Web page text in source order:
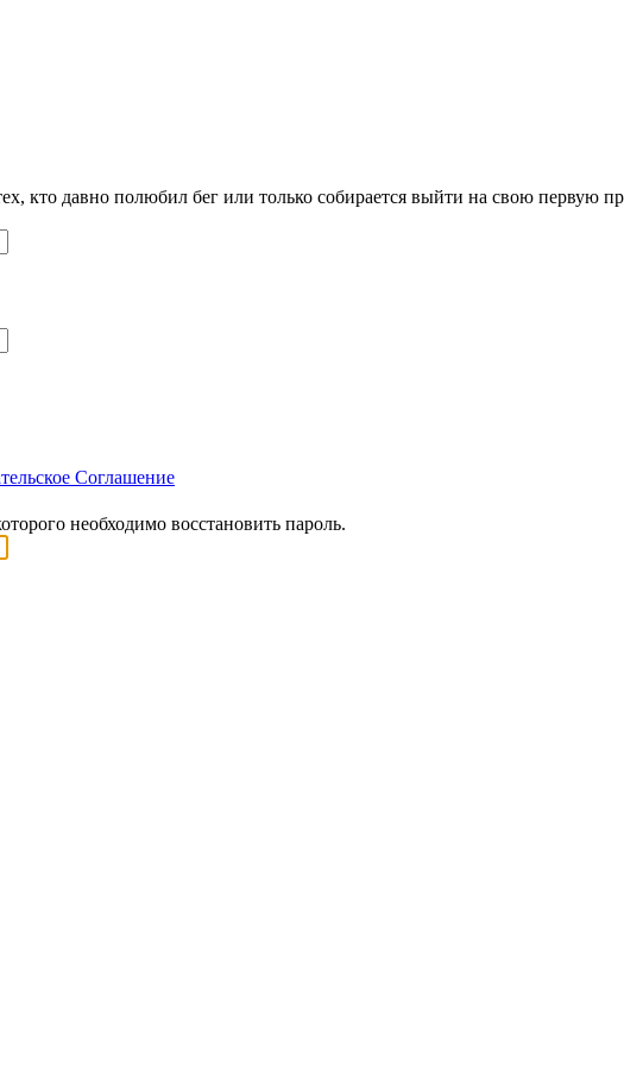
кто давно полюбил бег или только собирается выйти на свою первую
Соглашение
необходимо восстановить пароль.